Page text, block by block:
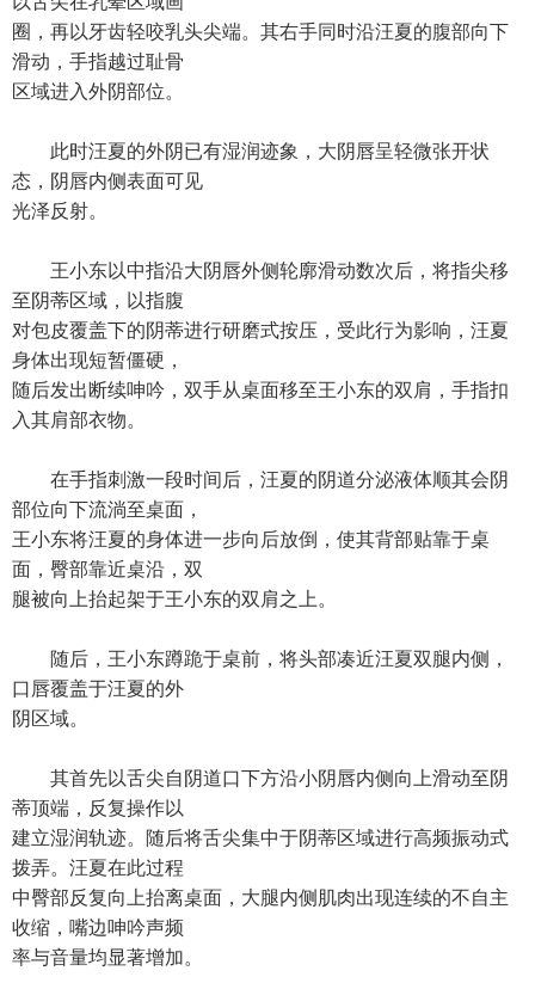
圈，再以牙齿轻咬乳头尖端。其右手同时沿汪夏的腹部向下
滑动，手指越过耻骨
区域进入外阴部位。
此时汪夏的外阴已有湿润迹象，大阴唇呈轻微张开状
态，阴唇内侧表面可见
光泽反射。
王小东以中指沿大阴唇外侧轮廓滑动数次后，将指尖移
至阴蒂区域，以指腹
对包皮覆盖下的阴蒂进行研磨式按压，受此行为影响，汪夏
身体出现短暂僵硬，
随后发出断续呻吟，双手从桌面移至王小东的双肩，手指扣
入其肩部衣物。
在手指刺激一段时间后，汪夏的阴道分泌液体顺其会阴
部位向下流淌至桌面，
王小东将汪夏的身体进一步向后放倒，使其背部贴靠于桌
面，臀部靠近桌沿，双
腿被向上抬起架于王小东的双肩之上。
随后，王小东蹲跪于桌前，将头部凑近汪夏双腿内侧，
口唇覆盖于汪夏的外
阴区域。
其首先以舌尖自阴道口下方沿小阴唇内侧向上滑动至阴
蒂顶端，反复操作以
建立湿润轨迹。随后将舌尖集中于阴蒂区域进行高频振动式
拨弄。汪夏在此过程
中臀部反复向上抬离桌面，大腿内侧肌肉出现连续的不自主
收缩，嘴边呻吟声频
率与音量均显著增加。